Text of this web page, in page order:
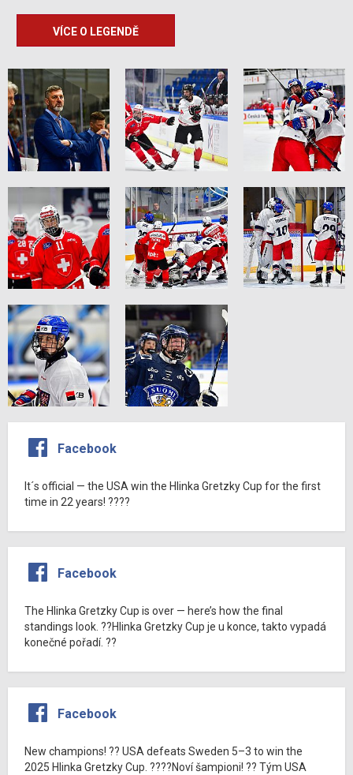
VÍCE O LEGENDĚ
Facebook
It´s official — the USA win the Hlinka Gretzky Cup for the first
time in 22 years! ????
Facebook
The Hlinka Gretzky Cup is over — here’s how the final
standings look. ??Hlinka Gretzky Cup je u konce, takto vypadá
konečné pořadí. ??
Facebook
New champions! ?? USA defeats Sweden 5–3 to win the
2025 Hlinka Gretzky Cup. ????Noví šampioni! ?? Tým USA